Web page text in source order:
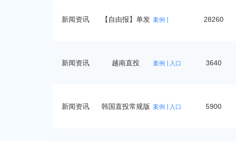
新闻资讯 【自由报】单发 案例 28260
新闻资讯 越南直投 案例 入口 3640
新闻资讯 韩国直投常规版 案例 入口 5900